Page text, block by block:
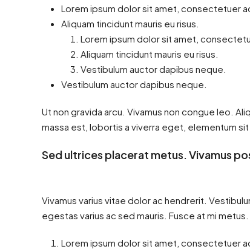
Lorem ipsum dolor sit amet, consectetuer
Aliquam tincidunt mauris eu risus.
Lorem ipsum dolor sit amet,
Aliquam tincidunt mauris eu risus.
Vestibulum auctor dapibus neque.
Vestibulum auctor dapibus neque.
Ut non gravida arcu. Vivamus non congue leo.
massa est, lobortis a viverra eget, elementum
Sed ultrices placerat metus. Vivamus
Vivamus varius vitae dolor ac hendrerit.
egestas varius ac sed mauris. Fusce at mi
Lorem ipsum dolor sit amet, consectetuer